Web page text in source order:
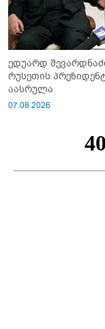
ედუარდ
რუსეთის
აასრულა
07.08.2026